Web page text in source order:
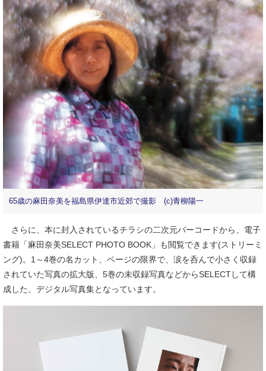
65歳の麻田奈美を福島県伊達市近郊で撮影 (c)青柳陽一
さらに、本に封入されているチラシの二次元バーコードから、電子
書籍「麻田奈美SELECT PHOTO BOOK」も閲覧できます(ストリーミ
ング)。1～4巻の名カット、ページの限界で、涙を呑んで小さく収録
されていた写真の拡大版、5巻の未収録写真などからSELECTして構
成した、デジタル写真集となっています。